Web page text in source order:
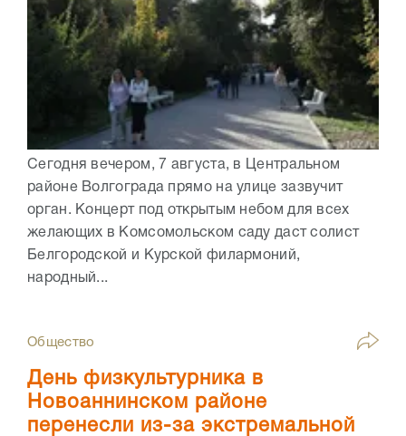
Сегодня вечером, 7 августа, в Центральном
районе Волгограда прямо на улице зазвучит
орган. Концерт под открытым небом для всех
желающих в Комсомольском саду даст солист
Белгородской и Курской филармоний,
народный...
Общество
День физкультурника в
Новоаннинском районе
перенесли из-за экстремальной